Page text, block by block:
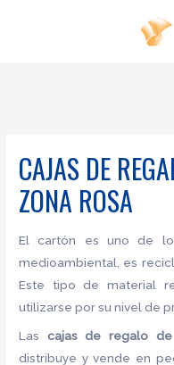
CAJAS DE
ZONA ROSA
El cartón es uno de
medioambiental, es
Este tipo de material
utilizarse por su nivel de
Las cajas de regalo
distribuye y vende en